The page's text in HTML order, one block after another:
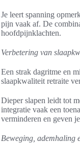
Je leert spanning
pijn vaak af. De
hoofdpijnklachten.
Verbetering van
Een strak dagritme en
slaapkwaliteit retraite
Dieper slapen leidt tot
integratie vaak een
verminderen en geven
Beweging, ademhaling